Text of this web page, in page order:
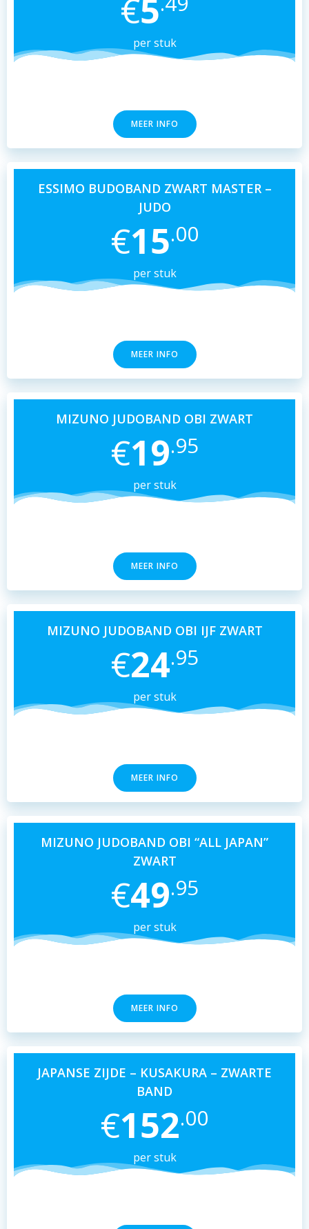
€5
per stuk
MEER INFO
ESSIMO BUDOBAND ZWART MASTER –
JUDO
€15.00
per stuk
MEER INFO
MIZUNO JUDOBAND OBI ZWART
€19.95
per stuk
MEER INFO
MIZUNO JUDOBAND OBI IJF ZWART
€24.95
per stuk
MEER INFO
MIZUNO JUDOBAND OBI “ALL JAPAN”
ZWART
€49.95
per stuk
MEER INFO
JAPANSE ZIJDE – KUSAKURA – ZWARTE
BAND
€152.00
per stuk